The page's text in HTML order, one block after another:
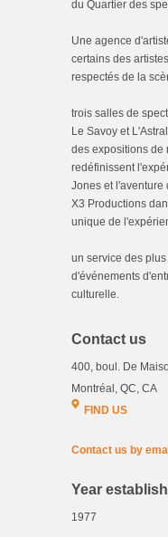
du Quartier des
Une agence
certains des
respectés de la
trois salles de
Le Savoy et
des expositions de
redéfinissent
Jones et l'aventure
X3 Productions
unique de
un service des
d'événements
culturelle.
Contact us
400, boul. De
Montréal, QC, CA
FIND US
Contact us by
Year
1977